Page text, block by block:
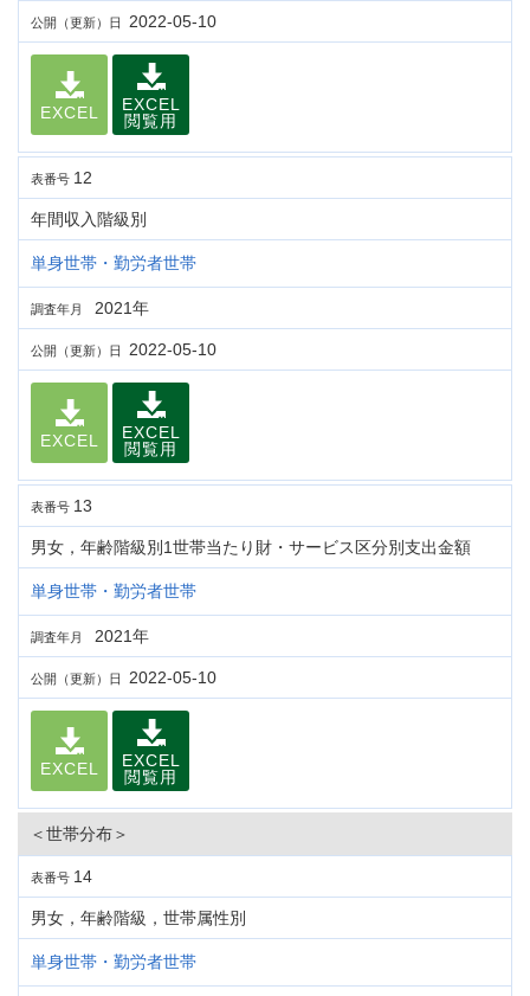
公開（更新）日 2022-05-10
EXCEL
EXCEL
閲覧用
表番号 12
年間収入階級別
単身世帯・勤労者世帯
調査年月 2021年
公開（更新）日 2022-05-10
EXCEL
EXCEL
閲覧用
表番号 13
男女，年齢階級別1世帯当たり財・サービス区分別支出金額
単身世帯・勤労者世帯
調査年月 2021年
公開（更新）日 2022-05-10
EXCEL
EXCEL
閲覧用
＜世帯分布＞
表番号 14
男女，年齢階級，世帯属性別
単身世帯・勤労者世帯